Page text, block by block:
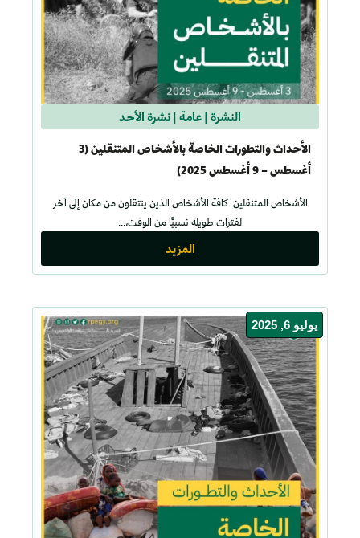
النشرة|عامة|نشرة الأحد
الأحداث والتطورات الخاصة بالأشخاص المتنقلين (3
أغسطس – 9 أغسطس 2025)
الأشخاص المتنقلين: كافة الأشخاص الذين ينتقلون من مكان إلى آخر
لفترات طويلة نسبيًّا من الوقت،...
المزيد
يوليو 6, 2025